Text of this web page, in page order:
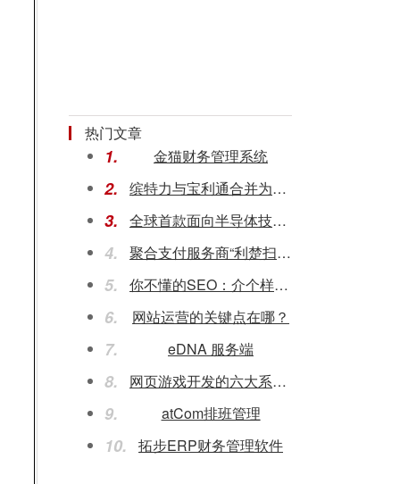
热门文章
1. 金猫财务管理系统
2. 缤特力与宝利通合并为全新品牌“Poly博诣” 专注全球通信与协作体验
3. 全球首款面向半导体技术的键合镀金银线：以更低的成本确保高性能
4. 聚合支付服务商“利楚扫呗”A轮融资5000万元
5. 你不懂的SEO：介个样子！
6. 网站运营的关键点在哪？
7. eDNA 服务端
8. 网页游戏开发的六大系统分
9. atCom排班管理
10. 拓步ERP财务管理软件